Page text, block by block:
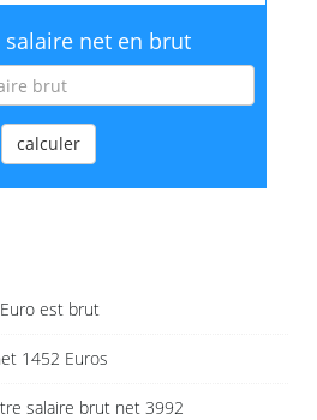
salaire net en brut
calculer
est brut
1452 Euros
salaire brut net 3992